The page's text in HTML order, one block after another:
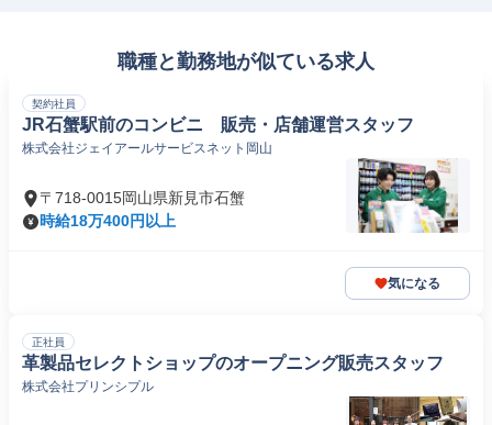
職種と勤務地が似ている求人
契約社員
JR石蟹駅前のコンビニ 販売・店舗運営スタッフ
株式会社ジェイアールサービスネット岡山
〒718-0015岡山県新見市石蟹
時給18万400円以上
気になる
正社員
革製品セレクトショップのオープニング販売スタッフ
株式会社プリンシプル